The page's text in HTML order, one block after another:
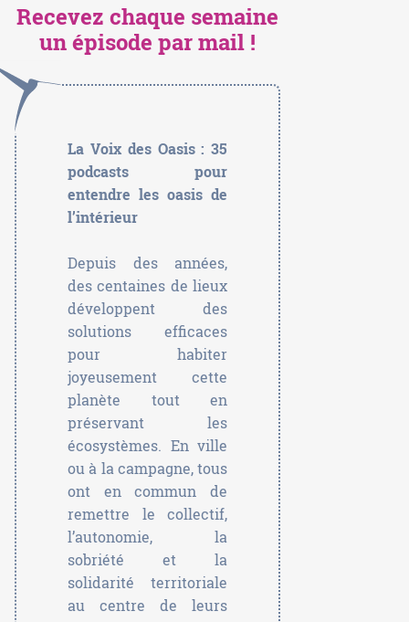
Recevez chaque semaine
un épisode par mail !
La Voix des Oasis : 35
podcasts pour
entendre les oasis de
l’intérieur
Depuis des années,
des centaines de lieux
développent des
solutions efficaces
pour habiter
joyeusement cette
planète tout en
préservant les
écosystèmes. En ville
ou à la campagne, tous
ont en commun de
remettre le collectif,
l’autonomie, la
sobriété et la
solidarité territoriale
au centre de leurs